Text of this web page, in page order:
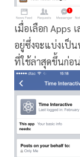
เมื่อเลือก Apps
อยู่ซึ่งจะแบ่งเป็
ที่ใช้ล่าสุดขึ้นก่อ